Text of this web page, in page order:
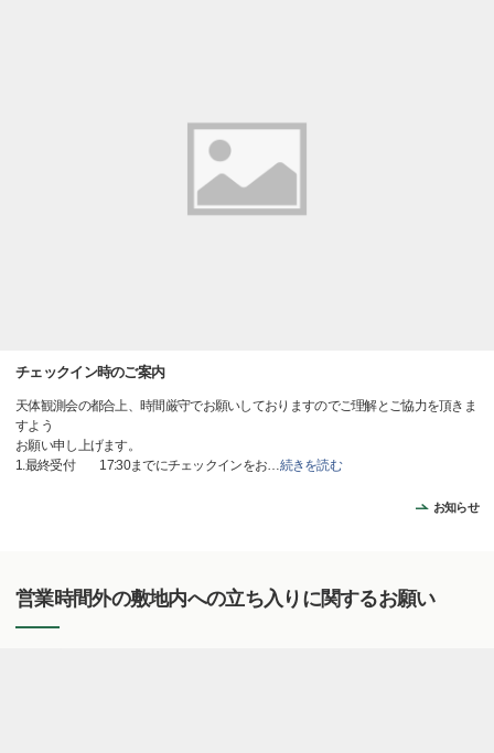
チェックイン時のご案内
天体観測会の都合上、時間厳守でお願いしておりますのでご理解とご協力を頂きま
すよう
お願い申し上げます。
1.最終受付 17:30までにチェックインをお…続きを読む
お知らせ
営業時間外の敷地内への立ち入りに関するお願い